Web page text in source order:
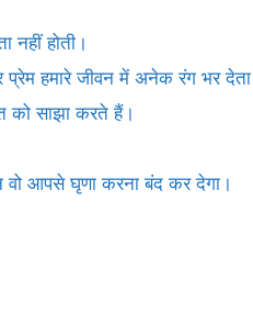
होती।
प्रेम हमारे जीवन में अनेक रंग भर
को साझा करते हैं।
वो आपसे घृणा करना बंद कर देगा।